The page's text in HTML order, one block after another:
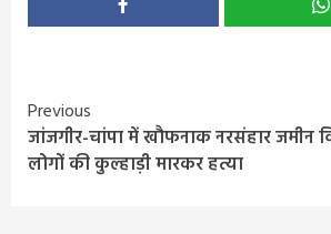
Continue
Reading
Previous
जांजगीर-चांपा में खौफनाक नरसंहार जमीन
लोगों की कुल्हाड़ी मारकर हत्या